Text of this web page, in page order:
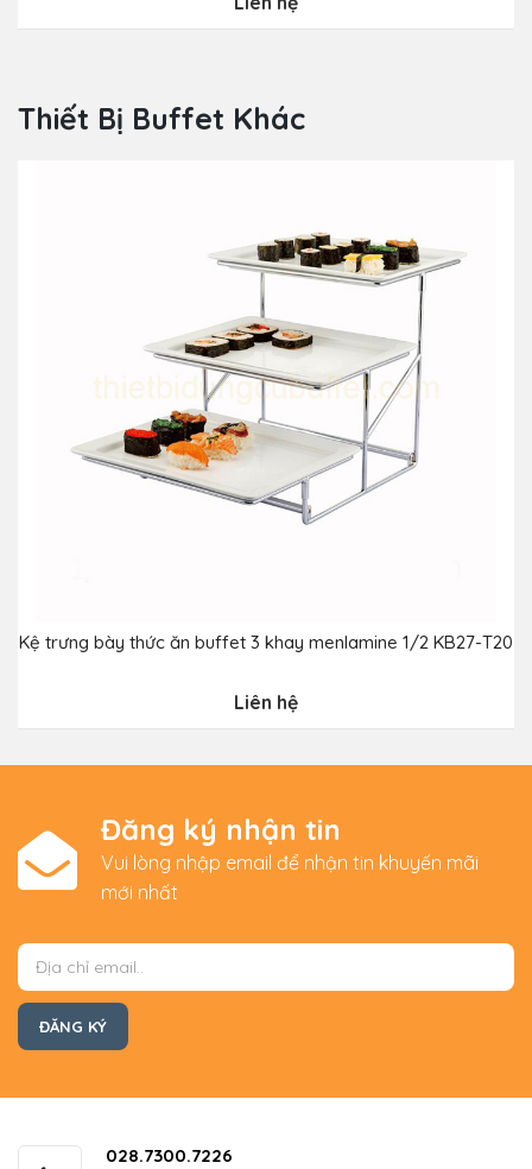
Thiết Bị Buffet Khác
Kệ trưng bày thức ăn buffet 3 khay menlamine 1/2 KB27-T20
Liên hệ
Đăng ký nhận tin
Vui lòng nhập email để nhận tin khuyến mãi
mới nhất
028.7300.7226